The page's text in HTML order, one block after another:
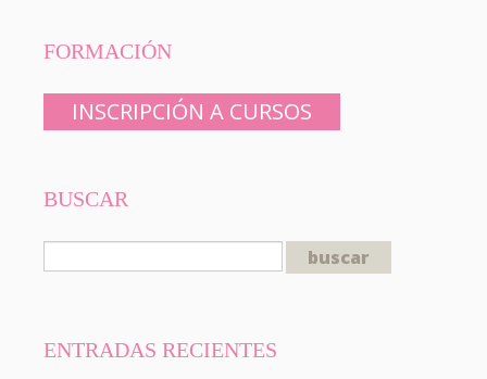
FORMACIÓN
INSCRIPCIÓN A CURSOS
BUSCAR
ENTRADAS RECIENTES